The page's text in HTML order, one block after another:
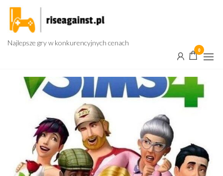
Przejdź
treści
Najlepsze gry w konkurencyjnych cenach
0